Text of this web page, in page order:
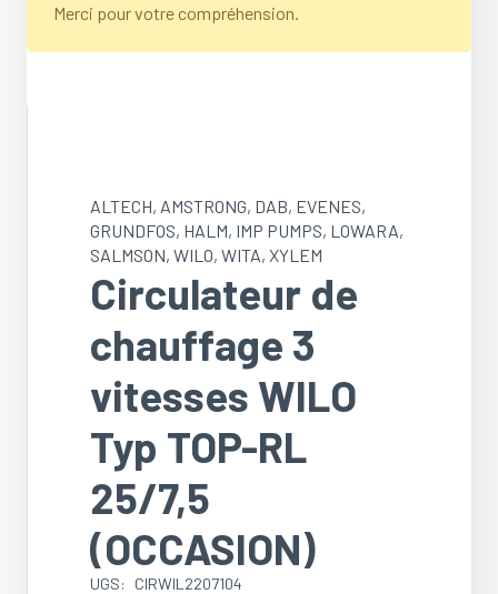
Merci pour votre compréhension.
ALTECH, AMSTRONG, DAB, EVENES,
GRUNDFOS, HALM, IMP PUMPS, LOWARA,
SALMSON, WILO, WITA, XYLEM
Circulateur de
chauffage 3
vitesses WILO
Typ TOP-RL
25/7,5
(OCCASION)
UGS: CIRWIL2207104